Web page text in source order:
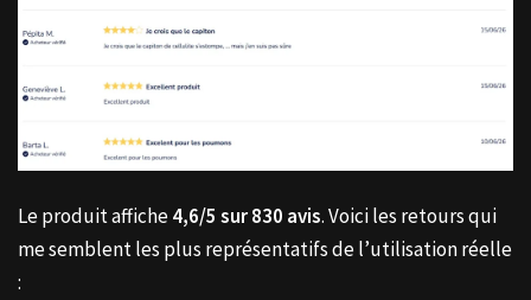
Le produit affiche4,6/5 sur 830 avis. Voici les retours qui
me semblent les plus représentatifs de l’utilisation réelle
: